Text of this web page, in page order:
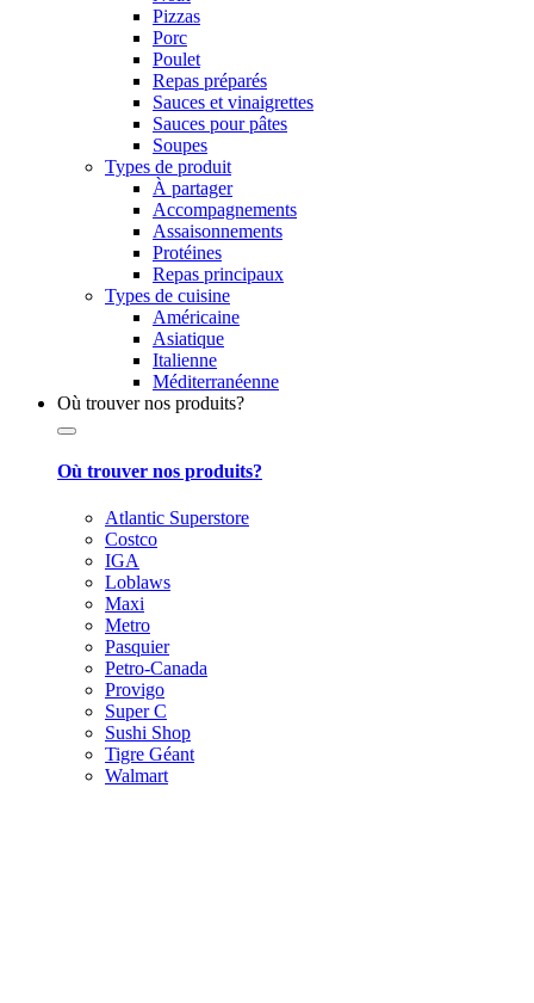
Pizzas
Porc
Poulet
Repas préparés
Sauces et vinaigrettes
Sauces pour pâtes
Soupes
Types de produit
À partager
Accompagnements
Assaisonnements
Protéines
Repas principaux
Types de cuisine
Américaine
Asiatique
Italienne
Méditerranéenne
Où trouver nos produits?
Où trouver nos produits?
Atlantic Superstore
Costco
IGA
Loblaws
Maxi
Metro
Pasquier
Petro-Canada
Provigo
Super C
Sushi Shop
Tigre Géant
Walmart